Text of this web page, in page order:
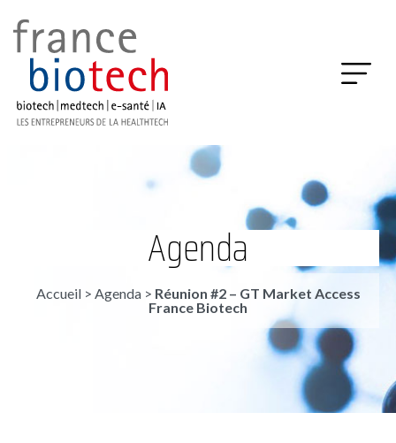
Agenda
Accueil> Agenda> Réunion #2 – GT Market Access
France Biotech